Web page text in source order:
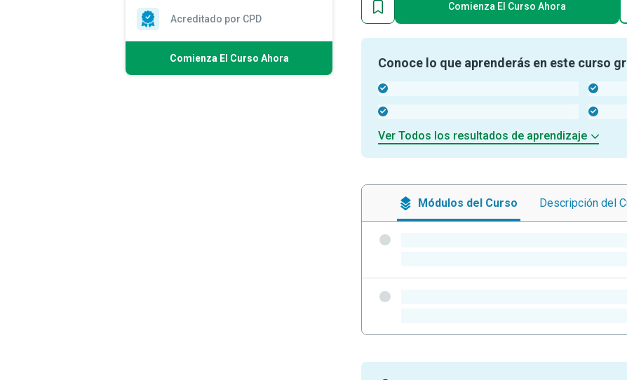
Acreditado por CPD
Comienza El Curso Ahora
Comienza El Curso Ahora
Conoce lo que aprenderás en este curso
Ver Todos los resultados de aprendizaje
Módulos del Curso Descripción del